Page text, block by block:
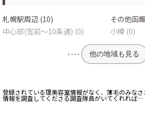
札幌駅周辺 (10)
その他函
中心部(宮前～10条通) (0)
小樽 (0)
他の地域も見る
登録されている理美容室情報がなく、薄毛のみな
情報を調査してくださる調査隊員がいてくれれば…